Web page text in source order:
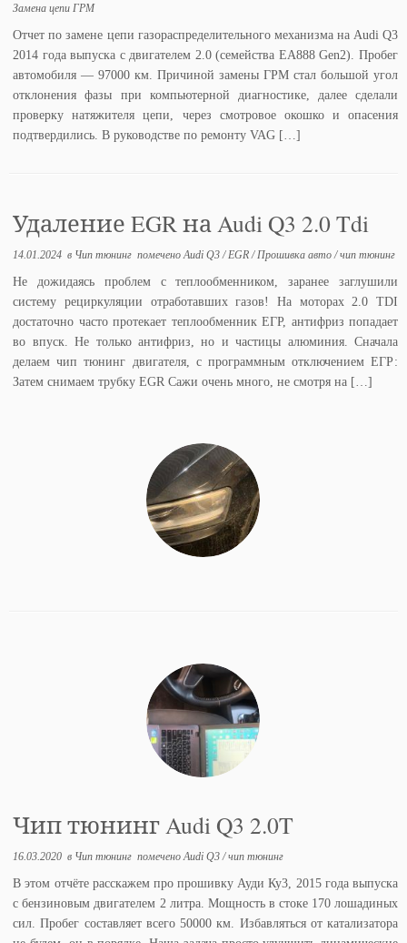
Замена цепи ГРМ
Отчет по замене цепи газораспределительного механизма на Audi Q3
2014 года выпуска с двигателем 2.0 (семейства EA888 Gen2). Пробег
автомобиля — 97000 км. Причиной замены ГРМ стал большой угол
отклонения фазы при компьютерной диагностике, далее сделали
проверку натяжителя цепи, через смотровое окошко и опасения
подтвердились. В руководстве по ремонту VAG […]
Удаление EGR на Audi Q3 2.0 Tdi
14.01.2024 в Чип тюнинг помеченоAudi Q3/ EGR/ Прошивка авто/чип тюнинг
Не дожидаясь проблем с теплообменником, заранее заглушили
систему рециркуляции отработавших газов! На моторах 2.0 TDI
достаточно часто протекает теплообменник ЕГР, антифриз попадает
во впуск. Не только антифриз, но и частицы алюминия. Сначала
делаем чип тюнинг двигателя, с программным отключением ЕГР:
Затем снимаем трубку EGR Сажи очень много, не смотря на […]
Чип тюнинг Audi Q3 2.0T
16.03.2020 в Чип тюнинг помеченоAudi Q3/чип тюнинг
В этом отчёте расскажем про прошивку Ауди Ку3, 2015 года выпуска
с бензиновым двигателем 2 литра. Мощность в стоке 170 лошадиных
сил. Пробег составляет всего 50000 км. Избавляться от катализатора